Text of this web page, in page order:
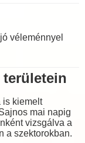
véleménnyel
területein
is kiemelt
mai napig
vizsgálva a
a szektorokban.